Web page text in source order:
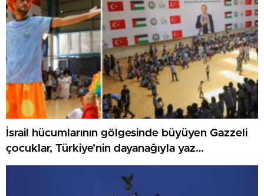
İsrail hücumlarının gölgesinde büyüyen Gazzeli
çocuklar, Türkiye’nin dayanağıyla yaz
kamplarında umut buluyor